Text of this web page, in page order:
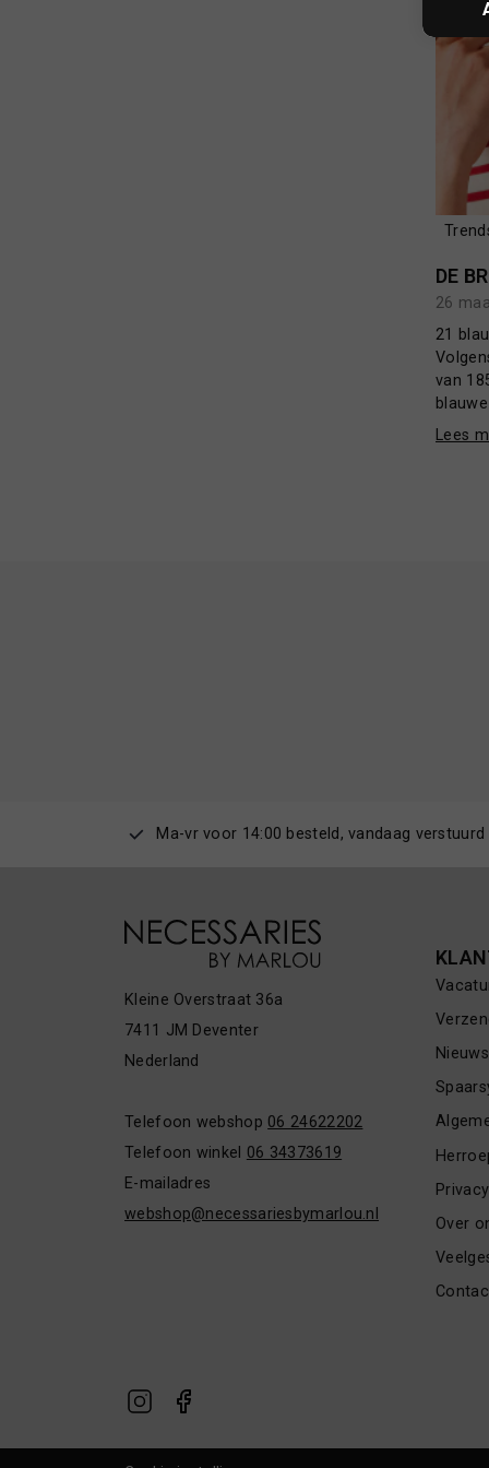
DE
26
21
van
Lees
Ma-vr voor 14:00 besteld, vandaag verstuurd
Kleine Overstraat 36a
7411 JM Deventer
Nederland
Telefoon webshop 06 24622202
Telefoon winkel 06 34373619
E-mailadres
webshop@necessariesbymarlou.nl
Over